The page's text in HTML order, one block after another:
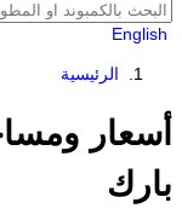
الرئيسية
أسعار
بارك